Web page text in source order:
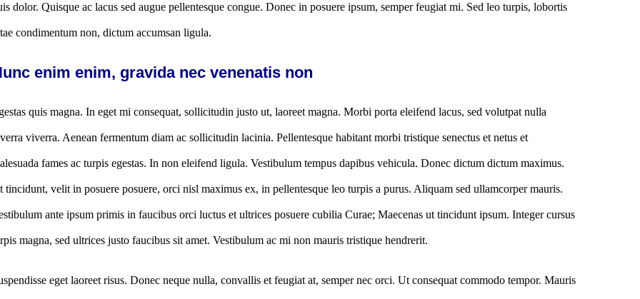
dolor. Quisque ac lacus sed augue pellentesque congue. Donec in posuere ipsum, semper feugiat mi. Sed leo turpis, lobortis
condimentum non, dictum accumsan ligula.
enim enim, gravida nec venenatis non
quis magna. In eget mi consequat, sollicitudin justo ut, laoreet magna. Morbi porta eleifend lacus, sed volutpat nulla
viverra. Aenean fermentum diam ac sollicitudin lacinia. Pellentesque habitant morbi tristique senectus et netus et
fames ac turpis egestas. In non eleifend ligula. Vestibulum tempus dapibus vehicula. Donec dictum dictum maximus.
tincidunt, velit in posuere posuere, orci nisl maximus ex, in pellentesque leo turpis a purus. Aliquam sed ullamcorper mauris.
ante ipsum primis in faucibus orci luctus et ultrices posuere cubilia Curae; Maecenas ut tincidunt ipsum. Integer cursus
magna, sed ultrices justo faucibus sit amet. Vestibulum ac mi non mauris tristique hendrerit.
eget laoreet risus. Donec neque nulla, convallis et feugiat at, semper nec orci. Ut consequat commodo tempor. Mauris